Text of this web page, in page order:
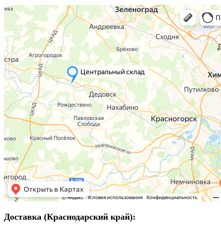
Доставка (Краснодарский край):